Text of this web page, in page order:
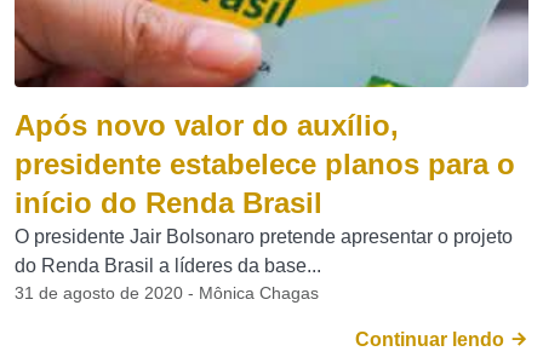
Após novo valor do auxílio,
presidente estabelece planos para o
início do Renda Brasil
O presidente Jair Bolsonaro pretende apresentar o projeto
do Renda Brasil a líderes da base...
31 de agosto de 2020 - Mônica Chagas
Continuar lendo